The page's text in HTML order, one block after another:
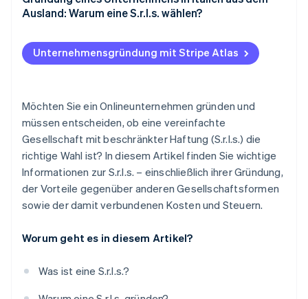
Beglaubigte Bekanntmachung der
Geschäftsaufnahme (SCIA) einreichen
(ComUnica) und Aufnahme des Betriebs
Einholung spezifischer Lizenzen und
Zertifizierungen
Wie lange dauert die Gründung einer S.r.l.s.?
Kann man eine S.r.l.s. online gründen?
Mehrwertsteuer
INPS
Ausland: Warum eine S.r.l.s. wählen?
Unternehmensgründung mit Stripe Atlas
Möchten Sie ein Onlineunternehmen gründen und
müssen entscheiden, ob eine vereinfachte
Gesellschaft mit beschränkter Haftung (S.r.l.s.) die
richtige Wahl ist? In diesem Artikel finden Sie wichtige
Informationen zur S.r.l.s. – einschließlich ihrer Gründung,
der Vorteile gegenüber anderen Gesellschaftsformen
sowie der damit verbundenen Kosten und Steuern.
Worum geht es in diesem Artikel?
Was ist eine S.r.l.s.?